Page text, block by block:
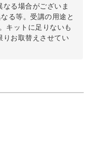
る場合がございま
る等。受講の用途と
キットに足りないも
りお取替えさせてい